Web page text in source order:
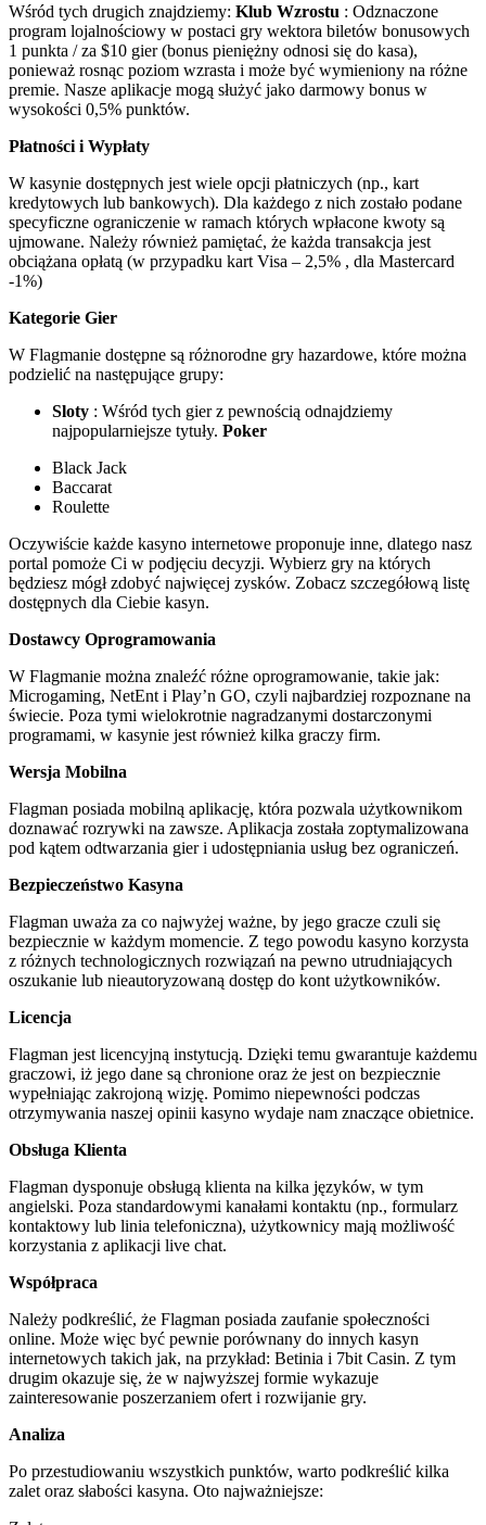
Wśród tych drugich znajdziemy: Klub Wzrostu : Odznaczone
program lojalnościowy w postaci gry wektora biletów bonusowych
1 punkta / za $10 gier (bonus pieniężny odnosi się do kasa),
ponieważ rosnąc poziom wzrasta i może być wymieniony na różne
premie. Nasze aplikacje mogą służyć jako darmowy bonus w
wysokości 0,5% punktów.
Płatności i Wypłaty
W kasynie dostępnych jest wiele opcji płatniczych (np., kart
kredytowych lub bankowych). Dla każdego z nich zostało podane
specyficzne ograniczenie w ramach których wpłacone kwoty są
ujmowane. Należy również pamiętać, że każda transakcja jest
obciążana opłatą (w przypadku kart Visa – 2,5% , dla Mastercard
-1%)
Kategorie Gier
W Flagmanie dostępne są różnorodne gry hazardowe, które można
podzielić na następujące grupy:
Sloty : Wśród tych gier z pewnością odnajdziemy
najpopularniejsze tytuły. Poker
Black Jack
Baccarat
Roulette
Oczywiście każde kasyno internetowe proponuje inne, dlatego nasz
portal pomoże Ci w podjęciu decyzji. Wybierz gry na których
będziesz mógł zdobyć najwięcej zysków. Zobacz szczegółową listę
dostępnych dla Ciebie kasyn.
Dostawcy Oprogramowania
W Flagmanie można znaleźć różne oprogramowanie, takie jak:
Microgaming, NetEnt i Play’n GO, czyli najbardziej rozpoznane na
świecie. Poza tymi wielokrotnie nagradzanymi dostarczonymi
programami, w kasynie jest również kilka graczy firm.
Wersja Mobilna
Flagman posiada mobilną aplikację, która pozwala użytkownikom
doznawać rozrywki na zawsze. Aplikacja została zoptymalizowana
pod kątem odtwarzania gier i udostępniania usług bez ograniczeń.
Bezpieczeństwo Kasyna
Flagman uważa za co najwyżej ważne, by jego gracze czuli się
bezpiecznie w każdym momencie. Z tego powodu kasyno korzysta
z różnych technologicznych rozwiązań na pewno utrudniających
oszukanie lub nieautoryzowaną dostęp do kont użytkowników.
Licencja
Flagman jest licencyjną instytucją. Dzięki temu gwarantuje każdemu
graczowi, iż jego dane są chronione oraz że jest on bezpiecznie
wypełniając zakrojoną wizję. Pomimo niepewności podczas
otrzymywania naszej opinii kasyno wydaje nam znaczące obietnice.
Obsługa Klienta
Flagman dysponuje obsługą klienta na kilka języków, w tym
angielski. Poza standardowymi kanałami kontaktu (np., formularz
kontaktowy lub linia telefoniczna), użytkownicy mają możliwość
korzystania z aplikacji live chat.
Współpraca
Należy podkreślić, że Flagman posiada zaufanie społeczności
online. Może więc być pewnie porównany do innych kasyn
internetowych takich jak, na przykład: Betinia i 7bit Casin. Z tym
drugim okazuje się, że w najwyższej formie wykazuje
zainteresowanie poszerzaniem ofert i rozwijanie gry.
Analiza
Po przestudiowaniu wszystkich punktów, warto podkreślić kilka
zalet oraz słabości kasyna. Oto najważniejsze: